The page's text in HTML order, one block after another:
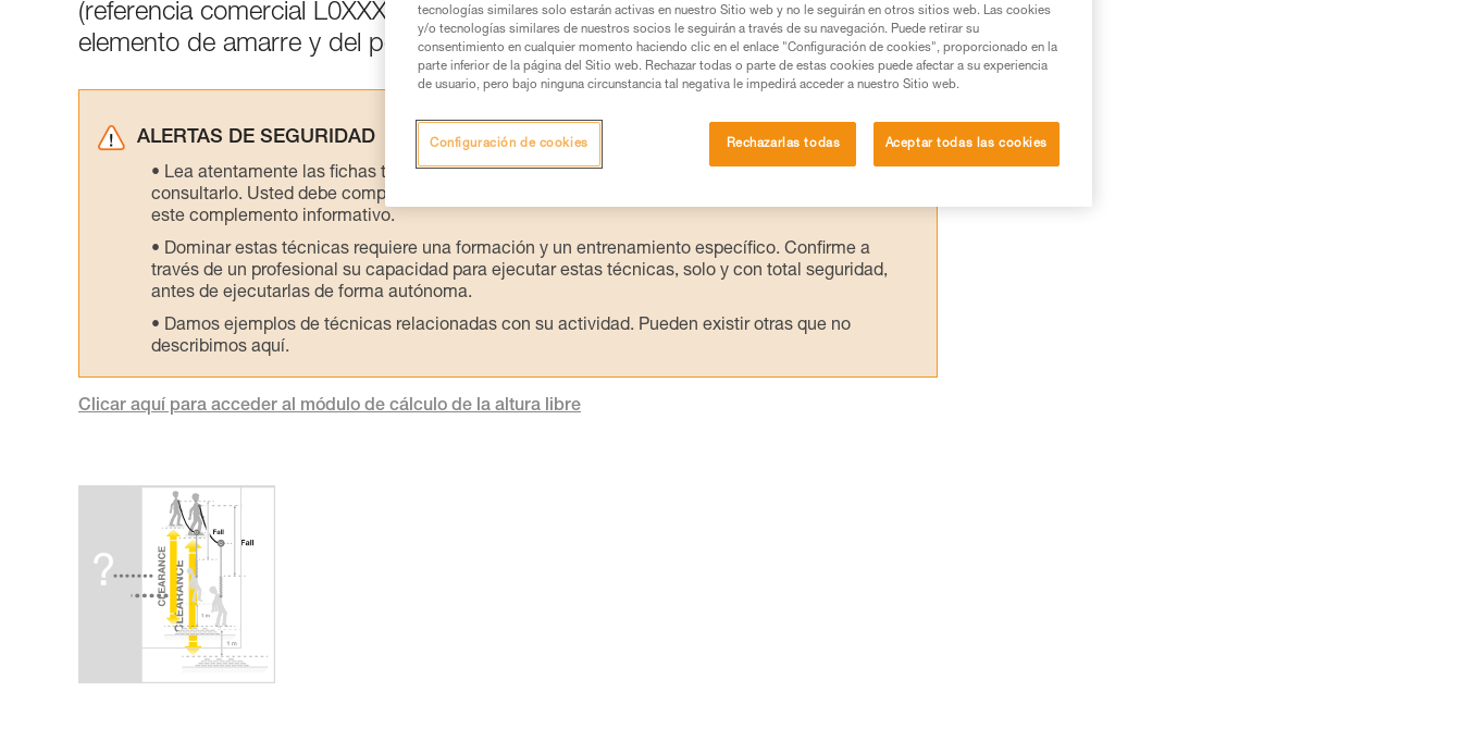
(referencia comercial L0XXXXXX). El cálculo se realiza a partir de la longitud del
elemento de amarre y del peso del usuario.
ALERTAS DE SEGURIDAD
Lea atentamente las fichas técnicas de los productos utilizados en este consejo antes de
consultarlo. Usted debe comprender la información de la ficha técnica para poder comprender
este complemento informativo.
Dominar estas técnicas requiere una formación y un entrenamiento específico. Confirme a
través de un profesional su capacidad para ejecutar estas técnicas, solo y con total seguridad,
antes de ejecutarlas de forma autónoma.
Damos ejemplos de técnicas relacionadas con su actividad. Pueden existir otras que no
describimos aquí.
Clicar aquí para acceder al módulo de cálculo de la altura libre
tecnologías similares solo estarán activas en nuestro Sitio web y no le seguirán en otros sitios web. Las cookies
y/o tecnologías similares de nuestros socios le seguirán a través de su navegación. Puede retirar su
consentimiento en cualquier momento haciendo clic en el enlace "Configuración de cookies", proporcionado en la
parte inferior de la página del Sitio web. Rechazar todas o parte de estas cookies puede afectar a su experiencia
de usuario, pero bajo ninguna circunstancia tal negativa le impedirá acceder a nuestro Sitio web.
Rechazarlas todas Aceptar todas las cookies
Configuración de cookies